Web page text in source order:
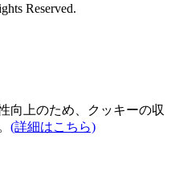
Reserved.
向上のため、クッキーの収
(詳細はこちら)